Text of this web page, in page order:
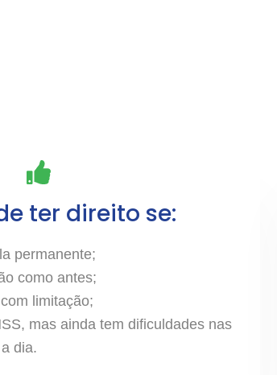
ter direito se:
permanente;
como antes;
limitação;
mas ainda tem dificuldades nas
dia.